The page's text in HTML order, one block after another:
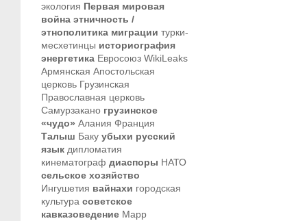
экология Первая мировая
война этничность /
этнополитика миграции турки-
месхетинцы историография
энергетика Евросоюз WikiLeaks
Армянская Апостольская
церковь Грузинская
Православная церковь
Самурзакано грузинское
«чудо» Алания Франция
Талыш Баку убыхи русский
язык дипломатия
кинематограф диаспоры НАТО
сельское хозяйство
Ингушетия вайнахи городская
культура советское
кавказоведение Марр